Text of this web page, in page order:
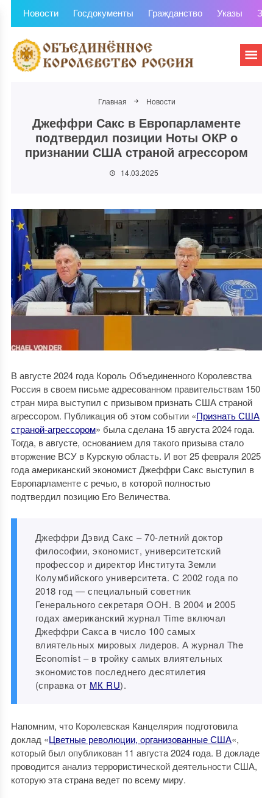
Новости Госдокументы Гражданство Указы
Главная Новости
Джеффри Сакс в Европарламенте
подтвердил позиции Ноты ОКР о
признании США страной агрессором
14.03.2025
В августе 2024 года Король Объединенного Королевства
Россия в своем письме адресованном правительствам 150
стран мира выступил с призывом признать США страной
агрессором. Публикация об этом событии «Признать США
страной-агрессором» была сделана 15 августа 2024 года.
Тогда, в августе, основанием для такого призыва стало
вторжение ВСУ в Курскую область. И вот 25 февраля 2025
года американский экономист Джеффри Сакс выступил в
Европарламенте с речью, в которой полностью
подтвердил позицию Его Величества.
Джеффри Дэвид Сакс – 70-летний доктор
философии, экономист, университетский
профессор и директор Института Земли
Колумбийского университета. С 2002 года по
2018 год — специальный советник
Генерального секретаря ООН. В 2004 и 2005
годах американский журнал Time включал
Джеффри Сакса в число 100 самых
влиятельных мировых лидеров. А журнал The
Economist – в тройку самых влиятельных
экономистов последнего десятилетия
(справка от МК RU).
Напомним, что Королевская Канцелярия подготовила
доклад «Цветные революции, организованные США«,
который был опубликован 11 августа 2024 года. В докладе
проводится анализ террористической деятельности США,
которую эта страна ведет по всему миру.